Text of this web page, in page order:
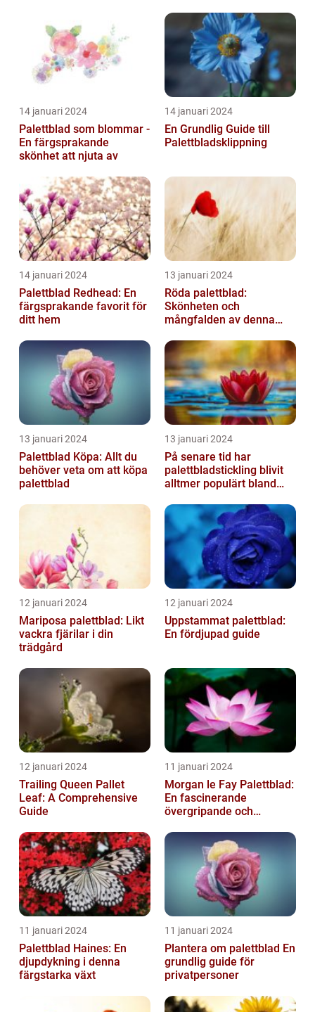
14 januari 2024
Palettblad som blommar -
En färgsprakande
skönhet att njuta av
14 januari 2024
En Grundlig Guide till
Palettbladsklippning
14 januari 2024
Palettblad Redhead: En
färgsprakande favorit för
ditt hem
13 januari 2024
Röda palettblad:
Skönheten och
mångfalden av denna
13 januari 2024
Palettblad Köpa: Allt du
behöver veta om att köpa
palettblad
13 januari 2024
På senare tid har
palettbladstickling blivit
alltmer populärt bland
12 januari 2024
Mariposa palettblad: Likt
vackra fjärilar i din
trädgård
12 januari 2024
Uppstammat palettblad:
En fördjupad guide
12 januari 2024
Trailing Queen Pallet
Leaf: A Comprehensive
Guide
11 januari 2024
Morgan le Fay Palettblad:
En fascinerande
övergripande och
11 januari 2024
Palettblad Haines: En
djupdykning i denna
färgstarka växt
11 januari 2024
Plantera om palettblad En
grundlig guide för
privatpersoner